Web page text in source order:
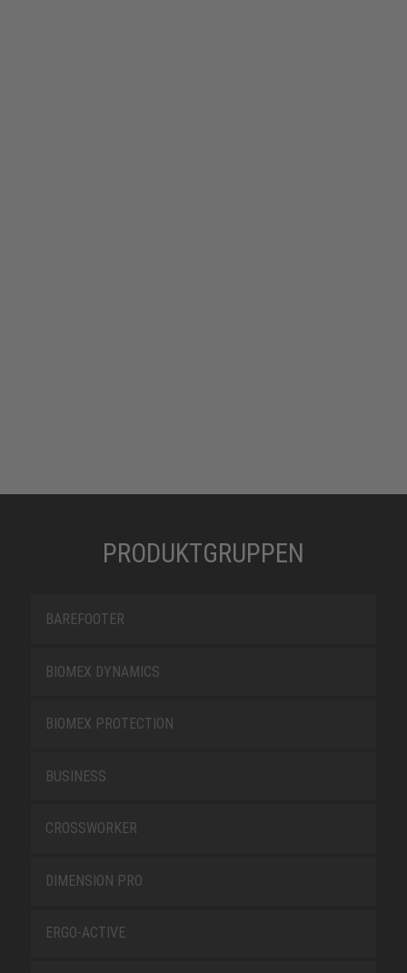
PRODUKTGRUPPEN
BAREFOOTER
BIOMEX DYNAMICS
BIOMEX PROTECTION
BUSINESS
CROSSWORKER
DIMENSION PRO
ERGO-ACTIVE